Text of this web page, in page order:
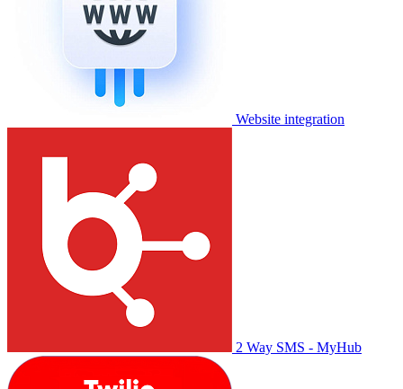
Website integration
2 Way SMS - MyHub